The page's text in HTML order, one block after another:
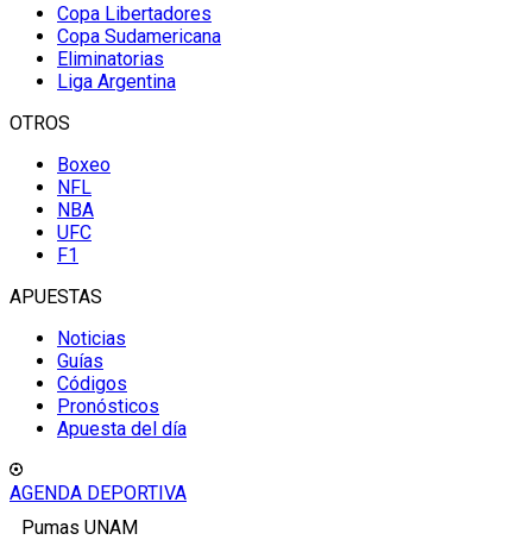
Copa Libertadores
Copa Sudamericana
Eliminatorias
Liga Argentina
OTROS
Boxeo
NFL
NBA
UFC
F1
APUESTAS
Noticias
Guías
Códigos
Pronósticos
Apuesta del día
AGENDA DEPORTIVA
Pumas UNAM